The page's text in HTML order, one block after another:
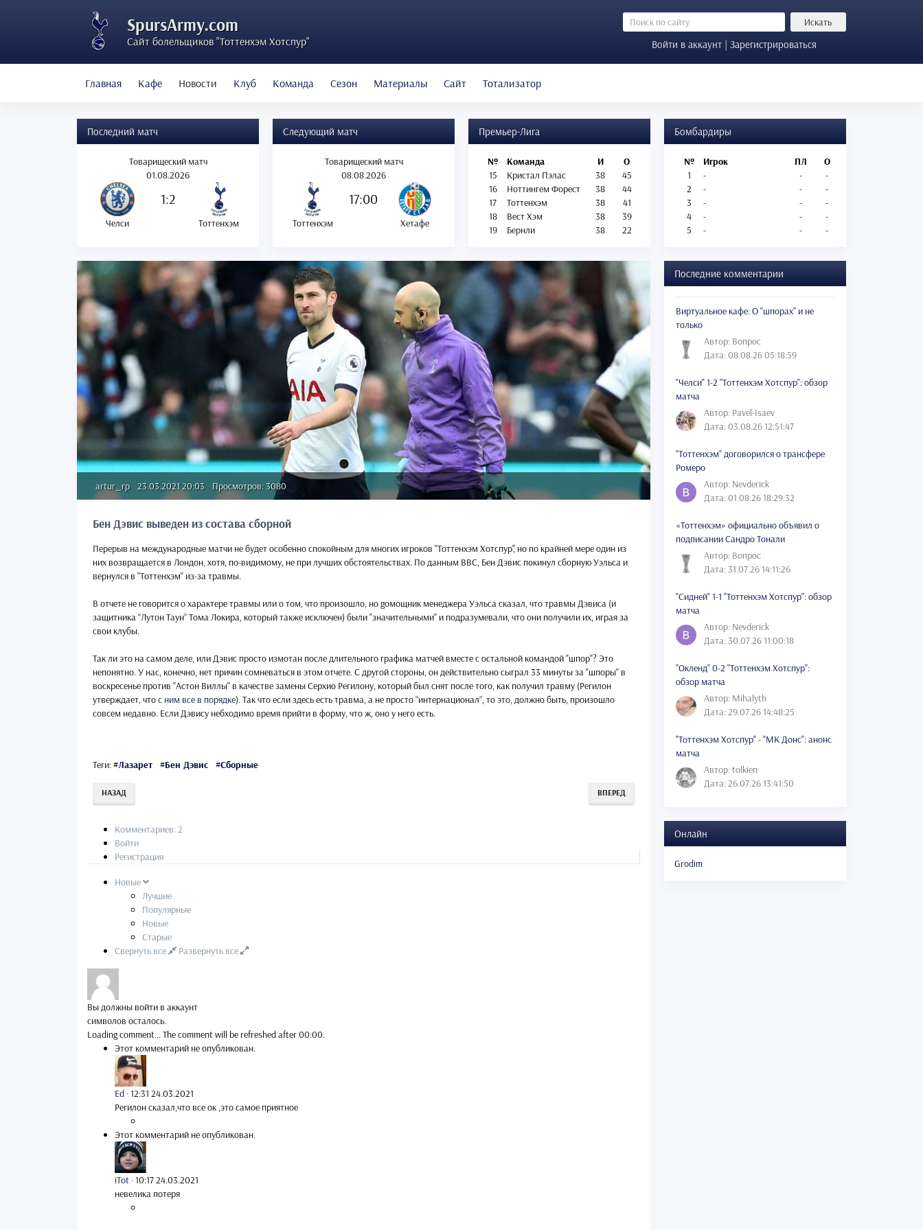
SpursArmy.com
Сайт болельщиков "Тоттенхэм Хотспур"
Искать
Войти в аккаунт | Зарегистрироваться
Главная Кафе Новости Клуб Команда Сезон Материалы Сайт Тотализатор
Последний матч
Товарищеский матч
01.08.2026
1:2
Челси Тоттенхэм
Следующий матч
Товарищеский матч
08.08.2026
17:00
Тоттенхэм Хетафе
Премьер-Лига
№ Команда И
О
15
Кристал Пэлас 38
45
16
Ноттингем Форест 38
44
17
Тоттенхэм 38
41
18
Вест Хэм 38
39
19
Бернли 38 22
Бомбардиры
№ Игрок ПЛ
О
1
- -
-
2
- -
-
3
- -
-
4
- -
-
5
- - -
artur_rp 23.03.2021 20:03 Просмотров: 3080
Бен Дэвис выведен из состава сборной
Перерыв на международные матчи не будет особенно спокойным для многих игроков "Тоттенхэм Хотспур", но по крайней мере один из
них возвращается в Лондон, хотя, по-видимому, не при лучших обстоятельствах. По данным BBC, Бен Дэвис покинул сборную Уэльса и
вернулся в "Тоттенхэм" из-за травмы.
В отчете не говорится о характере травмы или о том, что произошло, но gомощник менеджера Уэльса сказал, что травмы Дэвиса (и
защитника “Лутон Таун” Тома Локира, который также исключен) были "значительными" и подразумевали, что они получили их, играя за
свои клубы.
Так ли это на самом деле, или Дэвис просто измотан после длительного графика матчей вместе с остальной командой "шпор"? Это
непонятно. У нас, конечно, нет причин сомневаться в этом отчете. С другой стороны, он действительно сыграл 33 минуты за "шпоры" в
воскресенье против "Астон Виллы" в качестве замены Серхио Регилону, который был снят после того, как получил травму (Регилон
утверждает, чтос ним все в порядке). Так что если здесь есть травма, а не просто “интернационал”, то это, должно быть, произошло
совсем недавно. Если Дэвису небходимо время прийти в форму, что ж, оно у него есть.
Теги:#Лазарет #Бен Дэвис #Сборные
НАЗАД ВПЕРЕД
Комментариев: 2
Войти
Регистрация
Новые
Лучшие
Популярные
Новые
Старые
Свернуть все
Развернуть все
Вы должны войти в аккаунт
символов осталось.
Loading comment...The comment will be refreshed after00:00.
Этот комментарий не опубликован.
Ed ·12:31 24.03.2021
Регилон сказал,что все ок ,это самое приятное
Этот комментарий не опубликован.
iTot ·10:17 24.03.2021
невелика потеря
Последние комментарии
Виртуальное кафе: О "шпорах" и не
только
Автор: Вопрос
Дата: 08.08.26 05:18:59
"Челси" 1-2 "Тоттенхэм Хотспур": обзор
матча
Автор: Pavel-Isaev
Дата: 03.08.26 12:51:47
"Тоттенхэм" договорился о трансфере
Ромеро
Автор: Nevderick
Дата: 01.08.26 18:29:32
«Тоттенхэм» официально объявил о
подписании Сандро Тонали
Автор: Вопрос
Дата: 31.07.26 14:11:26
"Сидней" 1-1 "Тоттенхэм Хотспур": обзор
матча
Автор: Nevderick
Дата: 30.07.26 11:00:18
"Окленд" 0-2 "Тоттенхэм Хотспур":
обзор матча
Автор: Mihalyth
Дата: 29.07.26 14:48:25
"Тоттенхэм Хотспур" - "МК Донс": анонс
матча
Автор: tolkien
Дата: 26.07.26 13:41:50
Онлайн
Grodim